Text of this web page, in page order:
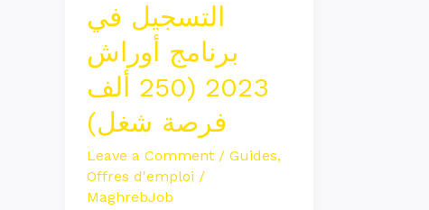
التسجيل في
برنامج أوراش
2023 (250 ألف
فرصة شغل)
Leave a Comment / Guides,
Offres d'emploi /
MaghrebJob
التسجيل
في
برنامج
أوراش
2023
(250
ألف
فرصة